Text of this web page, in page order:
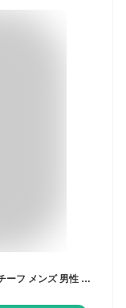
ふじやま織ネクタイ・チーフセット ネクタイ チーフ メンズ 男性 紳士 シルクネクタイ シルクチーフ 日本製 ふじやま織 朱子織 高級 ビジネス 仕事 冠婚葬祭 フォーマル 結婚式 パーティ 二次会 スーツ 誕生日 入学式 成人式 [M便 1/2]